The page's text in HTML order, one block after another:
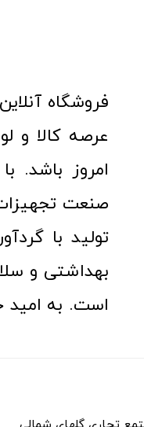
امروز باشد.
صنعت
تولید با
بهداشتی و
است. به امید